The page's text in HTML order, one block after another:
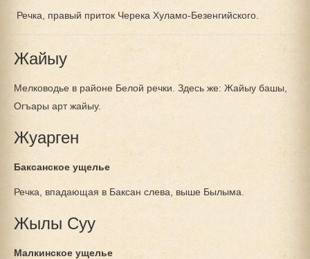
Речка, правый приток Черека Хуламо-Безенгийского.
Жайыу
Мелководье в районе Белой речки. Здесь же: Жайыу башы,
Огъары арт жайыу.
Жуарген
Баксанское ущелье
Речка, впадающая в Баксан слева, выше Былыма.
Жылы Суу
Малкинское ущелье